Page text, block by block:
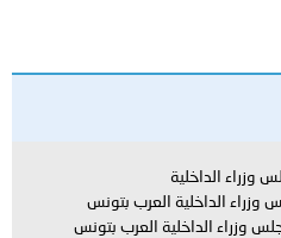
بتونس
بتونس